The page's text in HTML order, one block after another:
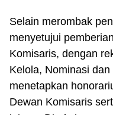
Selain merombak
menyetujui
Komisaris, dengan
Kelola, Nominasi
menetapkan
Dewan Komisaris